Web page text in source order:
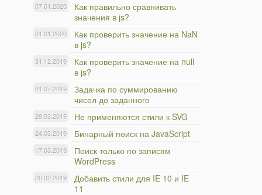
Как правильно сравнивать
значения в js?
07.01.2020
Как проверить значение на NaN
в js?
01.01.2020
Как проверить значение на null
в js?
31.12.2019
Задачка по суммированию
чисел до заданного
01.07.2019
Не применяются стили к SVG
29.03.2019
Бинарный поиск на JavaScript
24.03.2019
Поиск только по записям
WordPress
17.03.2019
Добавить стили для IE 10 и IE
11
20.02.2019